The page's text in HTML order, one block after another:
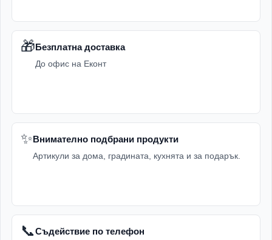
🎁Безплатна доставка
До офис на Еконт
✨Внимателно подбрани продукти
Артикули за дома, градината, кухнята и за подарък.
📞Съдействие по телефон